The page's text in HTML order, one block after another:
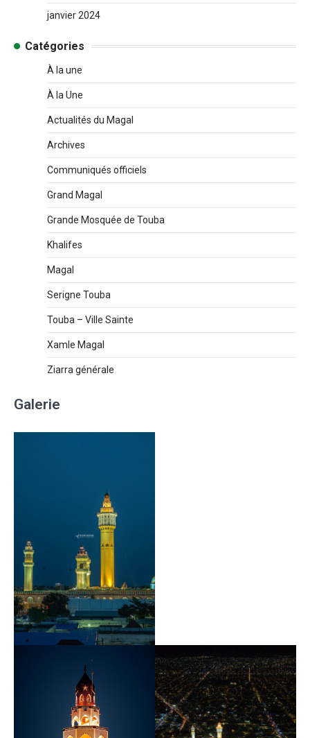
janvier 2024
Catégories
À la une
À la Une
Actualités du Magal
Archives
Communiqués officiels
Grand Magal
Grande Mosquée de Touba
Khalifes
Magal
Serigne Touba
Touba – Ville Sainte
Xamle Magal
Ziarra générale
Galerie